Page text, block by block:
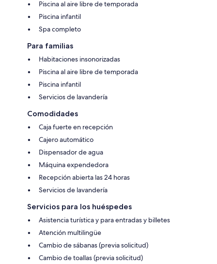
Piscina al aire libre de temporada
Piscina infantil
Spa completo
Para familias
Habitaciones insonorizadas
Piscina al aire libre de temporada
Piscina infantil
Servicios de lavandería
Comodidades
Caja fuerte en recepción
Cajero automático
Dispensador de agua
Máquina expendedora
Recepción abierta las 24 horas
Servicios de lavandería
Servicios para los huéspedes
Asistencia turística y para entradas y billetes
Atención multilingüe
Cambio de sábanas (previa solicitud)
Cambio de toallas (previa solicitud)